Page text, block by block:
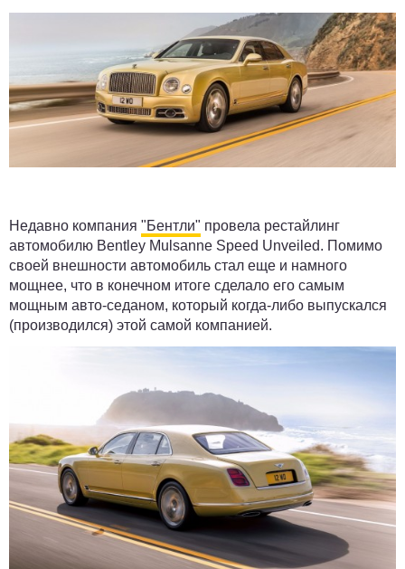
Недавно компания "Бентли" провела рестайлинг
автомобилю Bentley Mulsanne Speed Unveiled. Помимо
своей внешности автомобиль стал еще и намного
мощнее, что в конечном итоге сделало его самым
мощным авто-седаном, который когда-либо выпускался
(производился) этой самой компанией.